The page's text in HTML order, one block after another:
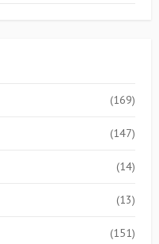
(169)
(147)
(14)
(13)
(151)